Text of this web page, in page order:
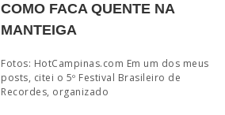
COMO FACA QUENTE NA
MANTEIGA
Fotos: HotCampinas.com Em um dos meus
posts, citei o 5º Festival Brasileiro de
Recordes, organizado